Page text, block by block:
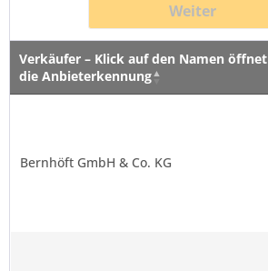
Weiter
Verkäufer – Klick auf den Namen öffnet
die Anbieterkennung
Bernhöft GmbH & Co. KG